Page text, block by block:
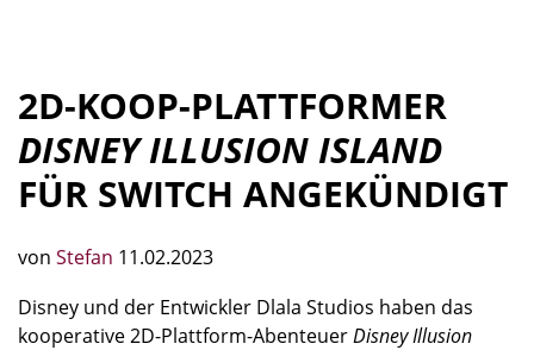
2D-KOOP-PLATTFORMER
DISNEY ILLUSION ISLAND
FÜR SWITCH ANGEKÜNDIGT
von Stefan 11.02.2023
Disney und der Entwickler Dlala Studios haben das
kooperative 2D-Plattform-AbenteuerDisney Illusion